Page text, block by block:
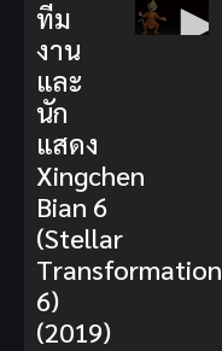
ทีม
งาน
และ
นัก
แสดง
Xingchen
Bian 6
(Stellar
Transformation
6)
(2019)